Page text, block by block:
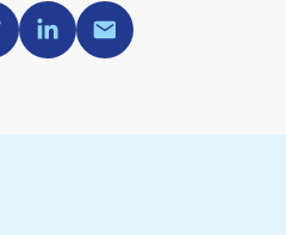
via Twitter
Dela via Linkedin
Dela via Mail